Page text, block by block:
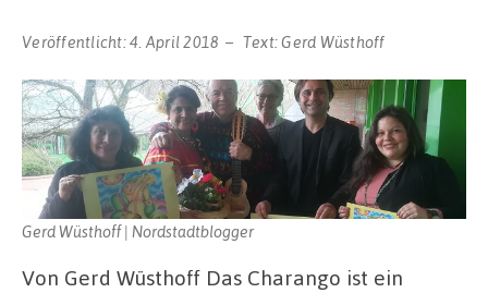
Veröffentlicht:4. April 2018 Text:Gerd Wüsthoff
Gerd Wüsthoff | Nordstadtblogger
Von Gerd Wüsthoff Das Charango ist ein